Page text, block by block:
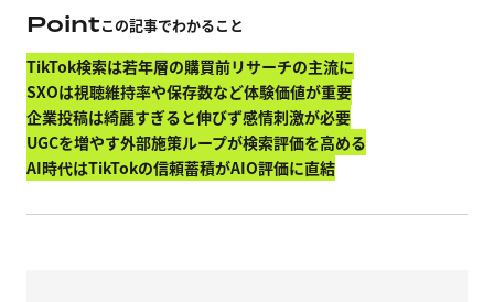
Pointこの記事でわかること
TikTok検索は若年層の購買前リサーチの主流に
SXOは視聴維持率や保存数など体験価値が重要
企業投稿は綺麗すぎると伸びず感情刺激が必要
UGCを増やす外部施策ループが検索評価を高める
AI時代はTikTokの信頼蓄積がAIO評価に直結